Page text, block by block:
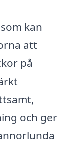
kan
att
på
och ger